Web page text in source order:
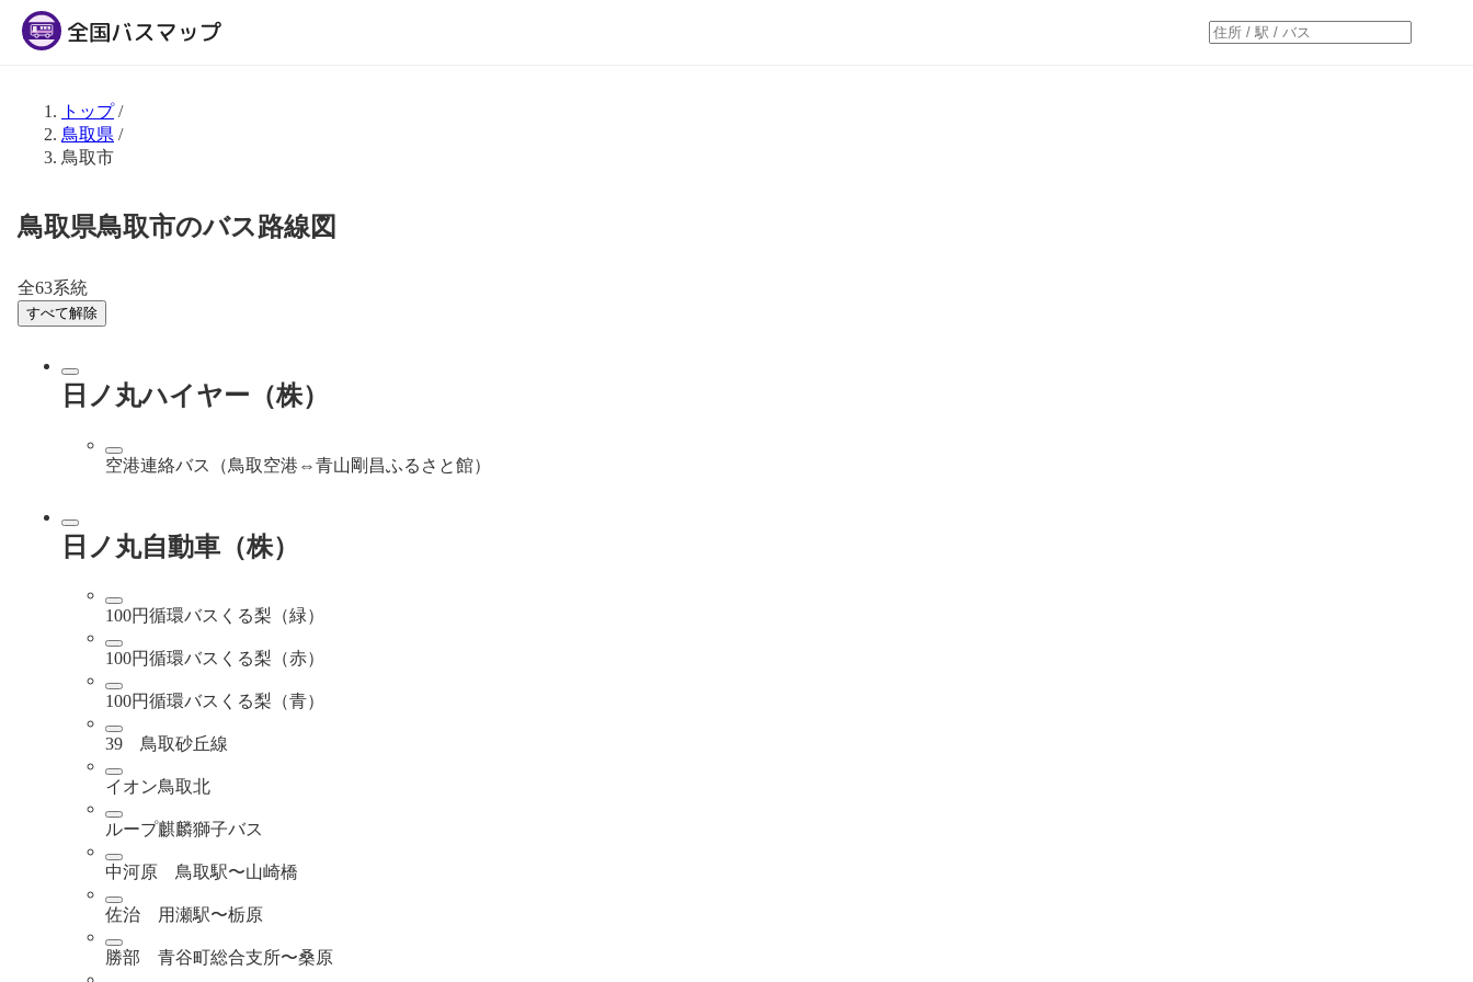
トップ/
鳥取県 /
鳥取市
鳥取県鳥取市のバス路線図
全63系統
すべて解除
日ノ丸ハイヤー（株）
空港連絡バス（鳥取空港⇔青山剛昌ふるさと館）
日ノ丸自動車（株）
100円循環バスくる梨（緑）
100円循環バスくる梨（赤）
100円循環バスくる梨（青）
39 鳥取砂丘線
イオン鳥取北
ループ麒麟獅子バス
中河原 鳥取駅〜山崎橋
佐治 用瀬駅〜栃原
勝部 青谷町総合支所〜桑原